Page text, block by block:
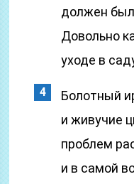
должен
Довольно
уходе в
Болотный
и живучие
проблем
и в самой